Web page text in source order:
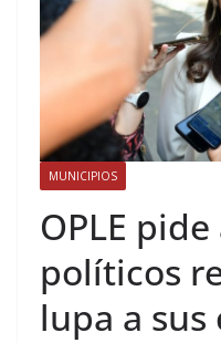
MUNICIPIOS
OPLE
políticos
lupa a